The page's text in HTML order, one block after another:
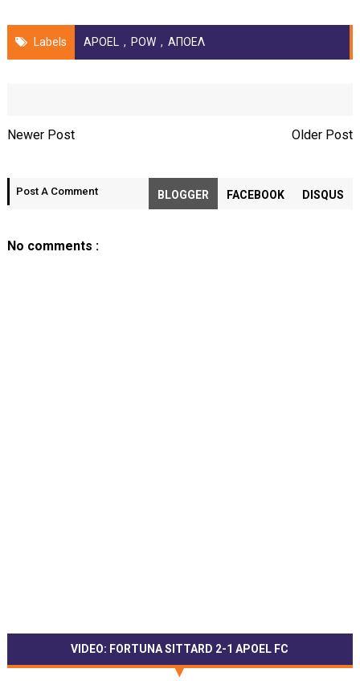
Labels APOEL , POW , ΑΠΟΕΛ
Newer Post Older Post
Post A Comment BLOGGER FACEBOOK DISQUS
No comments :
VIDEO: FORTUNA SITTARD 2-1 APOEL FC